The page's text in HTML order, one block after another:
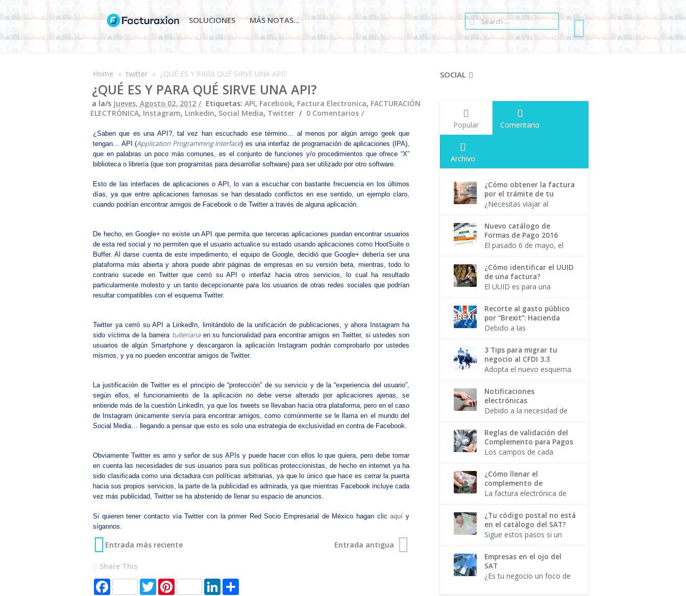
SOLUCIONES MÁS NOTAS...
Home » twitter » ¿QUÉ ES Y PARA QUÉ SIRVE UNA API?
¿QUÉ ES Y PARA QUÉ SIRVE UNA API?
a la/s Jueves, Agosto 02, 2012 Etiquetas: API, Facebook, Factura Electronica, FACTURACIÓN
ELECTRÓNICA, Instagram, Linkedin, Social Media, Twitter 0 Comentarios
¿Saben que es una API?, tal vez han escuchado ese término… al menos por algún amigo geek que
tengan… API (Application Programming Interface) es una interfaz de programación de aplicaciones (IPA),
que en palabras un poco más comunes, es el conjunto de funciones y/o procedimientos que ofrece “X”
biblioteca o librería (que son programitas para desarrollar software) para ser utilizado por otro software.
Esto de las interfaces de aplicaciones o API, lo van a escuchar con bastante frecuencia en los últimos
días, ya que entre aplicaciones famosas se han desatado conflictos en ese sentido, un ejemplo claro,
cuando podrían encontrar amigos de Facebook o de Twitter a través de alguna aplicación.
De hecho, en Google+ no existe un API que permita que terceras aplicaciones puedan encontrar usuarios
de esta red social y no permiten que el usuario actualice su estado usando aplicaciones como HootSuite o
Buffer. Al darse cuenta de este impedimento, el equipo de Google, decidió que Google+ debería ser una
plataforma más abierta y ahora puede abrir páginas de empresas en su versión beta, mientras, todo lo
contrario sucede en Twitter que cerró su API o interfaz hacia otros servicios, lo cual ha resultado
particularmente molesto y un tanto decepcionante para los usuarios de otras redes sociales que podrían
resultar compatibles con el esquema Twitter.
Twitter ya cerró su API a LinkedIn, limitándolo de la unificación de publicaciones, y ahora Instagram ha
sido víctima de la barrera tuiterianaen su funcionalidad para encontrar amigos en Twitter, si ustedes son
usuarios de algún Smartphone y descargaron la aplicación Instagram podrán comprobarlo por ustedes
mismos, y ya no pueden encontrar amigos de Twitter.
La justificación de Twitter es el principio de “protección” de su servicio y de la “experiencia del usuario”,
según ellos, el funcionamiento de la aplicación no debe verse alterado por aplicaciones ajenas, se
entiende más de la cuestión LinkedIn, ya que los tweets se llevaban hacia otra plataforma, pero en el caso
de Instagram únicamente servía para encontrar amigos, como comúnmente se le llama en el mundo del
Social Media… llegando a pensar que esto es solo una estrategia de exclusividad en contra de Facebook.
Obviamente Twitter es amo y señor de sus APIs y puede hacer con ellos lo que quiera, pero debe tomar
en cuenta las necesidades de sus usuarios para sus políticas proteccionistas, de hecho en internet ya ha
sido clasificada como una dictadura con políticas arbitrarias, ya que lo único que hace es cerrar la puerta
hacia sus propios servicios, la parte de la publicidad es admirada, ya que mientras Facebook incluye cada
vez más publicidad, Twitter se ha abstenido de llenar su espacio de anuncios.
Si quieren tener contacto vía Twitter con la primer Red Socio Empresarial de México hagan clicaquí y
sígannos.
Entrada más reciente Entrada antigua
Share This
F
a
T
w
P
i
L
SOCIAL
Popular Comentario
Archivo
¿Cómo obtener la factura
por el trámite de tu
pasaporte?
¿Necesitas viajar al
alguna actividad
profesional? El pago por el
trámite de tu pasaporte
también es facturab...
Nuevo catálogo de
Formas de Pago 2016
El pasado 6 de mayo, el
regla para los
contribuyentes que
expiden facturas, creando
un catálogo de Métodos
de pago e...
¿Cómo identificar el UUID
de una factura?
El UUID es para una
una persona.
Seguramente has
escuchado hablar de este
has emitido...
Recorte al gasto público
por “Brexit”: Hacienda
Debido a las
económicas de la salida
de Gran Bretaña de la
Unión Europea ( Brexit ), el
gobierno mexicano
decidió hacer un ...
3 Tips para migrar tu
negocio al CFDI 3.3
Adopta el nuevo esquema
complicaciones. Ya sea
que desees migrar el 1 de
julio o el 1 de diciembre,
Notificaciones
electrónicas
Debido a la necesidad de
solicitudes, respetando la
confidencialidad de los
datos y desde la
comodidad del hogar, e...
Reglas de validación del
Complemento para Pagos
Los campos de cada
una regla de validación.
Tal como aplican para
cada uno de los campos y
¿Cómo llenar el
complemento de
recepción de pagos?
La factura electrónica de
complemento para pago
no son lo mismo. Ahora
que el SAT confirmó que
no habrá prórroga para l...
¿Tu código postal no está
en el catálogo del SAT?
Sigue estos pasos si un
en el catálogo del SAT. El
lugar de Expedición es un
campo obligatorio en el
CFDI 3.3...
Empresas en el ojo del
SAT
¿Es tu negocio un foco de